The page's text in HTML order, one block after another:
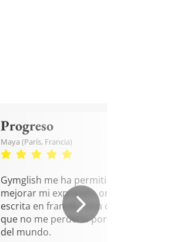
Progreso
Maya (París, Francia)
Gymglish me ha permitido
mejorar mi expresión oral y
escrita en francés. Una cita
que no me perdería por nada
del mundo.